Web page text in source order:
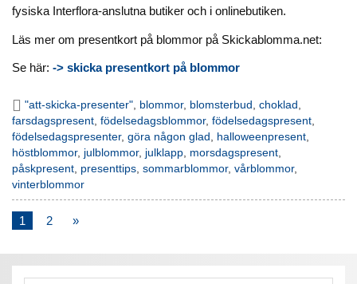
fysiska Interflora-anslutna butiker och i onlinebutiken.
Läs mer om presentkort på blommor på Skickablomma.net:
Se här:-> skicka presentkort på blommor
"att-skicka-presenter", blommor, blomsterbud ,choklad ,
farsdagspresent,födelsedagsblommor,födelsedagspresent,
födelsedagspresenter,göra någon glad , halloweenpresent,
höstblommor, julblommor, julklapp, morsdagspresent,
påskpresent, presenttips,sommarblommor,vårblommor,
vinterblommor
1 2 »